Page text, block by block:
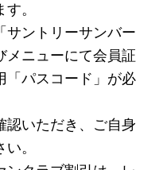
。
「サントリーサンバー
メニューにて会員証
「パスコード」が必
認いただき、ご自身
。